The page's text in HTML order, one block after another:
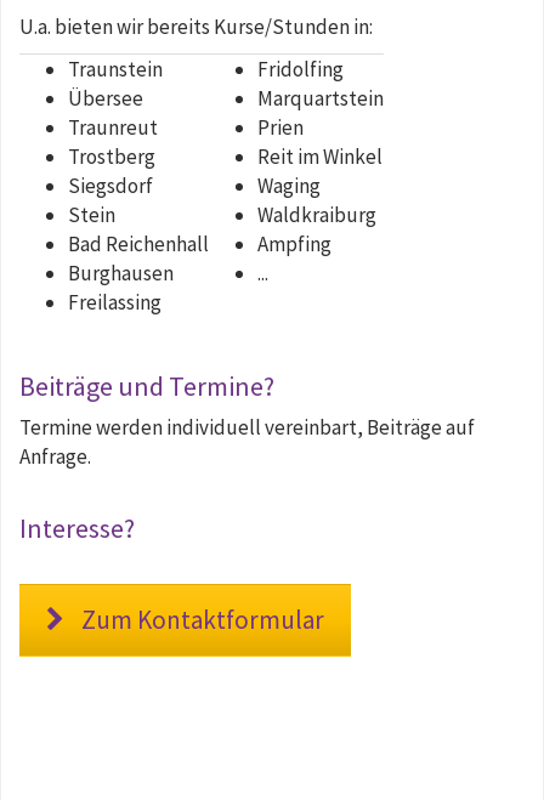
U.a. bieten wir bereits Kurse/Stunden in:
Traunstein
Übersee
Traunreut
Trostberg
Siegsdorf
Stein
Bad Reichenhall
Burghausen
Freilassing
Fridolfing
Marquartstein
Prien
Reit im Winkel
Waging
Waldkraiburg
Ampfing
...
Beiträge und Termine?
Termine werden individuell vereinbart, Beiträge auf
Anfrage.
Interesse?
Zum Kontaktformular